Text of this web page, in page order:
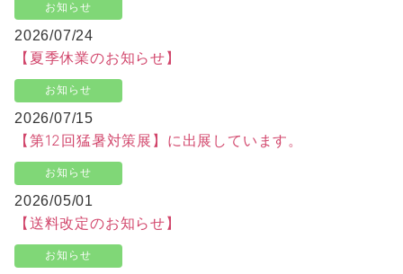
お知らせ
2026/07/24
【夏季休業のお知らせ】
お知らせ
2026/07/15
【第12回猛暑対策展】に出展しています。
お知らせ
2026/05/01
【送料改定のお知らせ】
お知らせ